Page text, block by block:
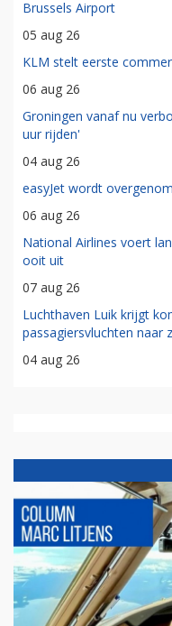
Brussels Airport
05 aug 26
KLM stelt eerste
06 aug 26
Groningen vanaf nu
uur rijden'
04 aug 26
easyJet wordt
06 aug 26
National Airlines voert
ooit uit
07 aug 26
Luchthaven Luik krijgt
passagiersvluchten naar
04 aug 26